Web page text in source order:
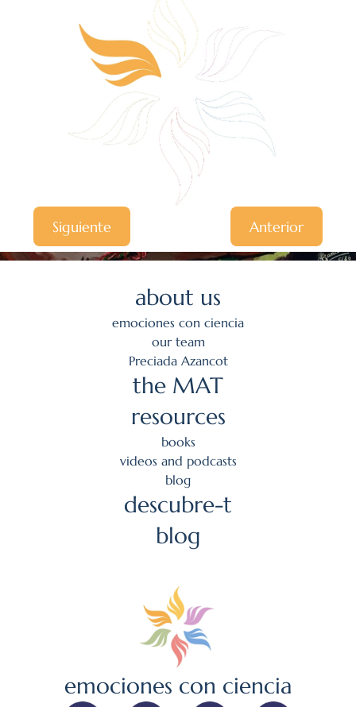
Siguiente Anterior
about us
emociones con ciencia
our team
Preciada Azancot
the MAT
resources
books
videos and podcasts
blog
descubre-t
blog
emociones con ciencia